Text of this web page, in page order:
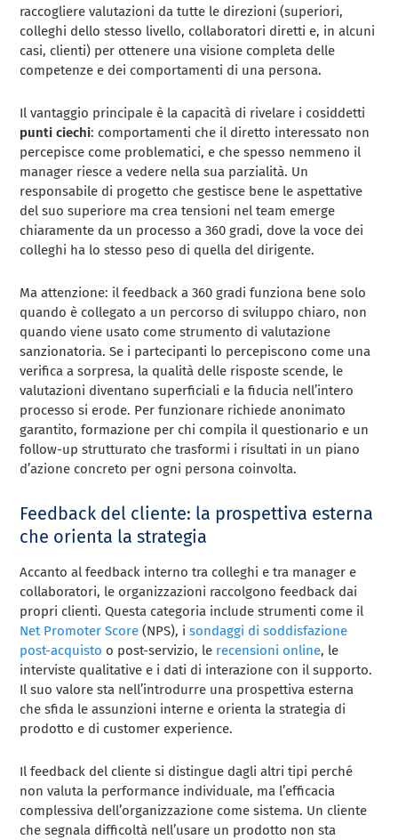
raccogliere valutazioni da tutte le direzioni (superiori,
colleghi dello stesso livello, collaboratori diretti e, in alcuni
casi, clienti) per ottenere una visione completa delle
competenze e dei comportamenti di una persona.
Il vantaggio principale è la capacità di rivelare i cosiddetti
punti ciechi: comportamenti che il diretto interessato non
percepisce come problematici, e che spesso nemmeno il
manager riesce a vedere nella sua parzialità. Un
responsabile di progetto che gestisce bene le aspettative
del suo superiore ma crea tensioni nel team emerge
chiaramente da un processo a 360 gradi, dove la voce dei
colleghi ha lo stesso peso di quella del dirigente.
Ma attenzione: il feedback a 360 gradi funziona bene solo
quando è collegato a un percorso di sviluppo chiaro, non
quando viene usato come strumento di valutazione
sanzionatoria. Se i partecipanti lo percepiscono come una
verifica a sorpresa, la qualità delle risposte scende, le
valutazioni diventano superficiali e la fiducia nell’intero
processo si erode. Per funzionare richiede anonimato
garantito, formazione per chi compila il questionario e un
follow-up strutturato che trasformi i risultati in un piano
d’azione concreto per ogni persona coinvolta.
Feedback del cliente: la prospettiva esterna
che orienta la strategia
Accanto al feedback interno tra colleghi e tra manager e
collaboratori, le organizzazioni raccolgono feedback dai
propri clienti. Questa categoria include strumenti come il
Net Promoter Score (NPS), isondaggi di soddisfazione
post-acquisto o post-servizio, le recensioni online, le
interviste qualitative e i dati di interazione con il supporto.
Il suo valore sta nell’introdurre una prospettiva esterna
che sfida le assunzioni interne e orienta la strategia di
prodotto e di customer experience.
Il feedback del cliente si distingue dagli altri tipi perché
non valuta la performance individuale, ma l’efficacia
complessiva dell’organizzazione come sistema. Un cliente
che segnala difficoltà nell’usare un prodotto non sta